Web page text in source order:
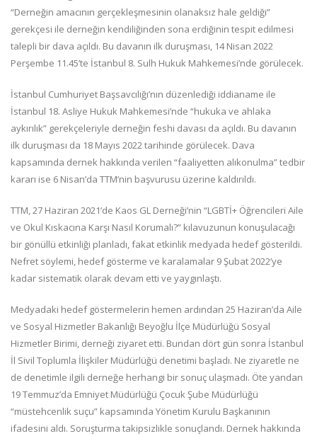
“Derneğin amacının gerçekleşmesinin olanaksız hale geldiği”
gerekçesi ile derneğin kendiliğinden sona erdiğinin tespit edilmesi
talepli bir dava açıldı. Bu davanın ilk duruşması, 14 Nisan 2022
Perşembe 11.45’te İstanbul 8. Sulh Hukuk Mahkemesi’nde görülecek.
İstanbul Cumhuriyet Başsavcılığı’nın düzenlediği iddianame ile
İstanbul 18. Asliye Hukuk Mahkemesi’nde “hukuka ve ahlaka
aykırılık” gerekçeleriyle derneğin feshi davası da açıldı. Bu davanın
ilk duruşması da 18 Mayıs 2022 tarihinde görülecek. Dava
kapsamında dernek hakkında verilen “faaliyetten alıkonulma” tedbir
kararı ise 6 Nisan’da TTM’nin başvurusu üzerine kaldırıldı.
TTM, 27 Haziran 2021’de Kaos GL Derneği’nin “LGBTİ+ Öğrencileri Aile
ve Okul Kıskacına Karşı Nasıl Korumalı?” kılavuzunun konuşulacağı
bir gönüllü etkinliği planladı, fakat etkinlik medyada hedef gösterildi.
Nefret söylemi, hedef gösterme ve karalamalar 9 Şubat 2022’ye
kadar sistematik olarak devam etti ve yaygınlaştı.
Medyadaki hedef göstermelerin hemen ardından 25 Haziran’da Aile
ve Sosyal Hizmetler Bakanlığı Beyoğlu İlçe Müdürlüğü Sosyal
Hizmetler Birimi, derneği ziyaret etti. Bundan dört gün sonra İstanbul
İl Sivil Toplumla İlişkiler Müdürlüğü denetimi başladı. Ne ziyaretle ne
de denetimle ilgili derneğe herhangi bir sonuç ulaşmadı. Öte yandan
19 Temmuz’da Emniyet Müdürlüğü Çocuk Şube Müdürlüğü
“müstehcenlik suçu” kapsamında Yönetim Kurulu Başkanının
ifadesini aldı. Soruşturma takipsizlikle sonuçlandı. Dernek hakkında